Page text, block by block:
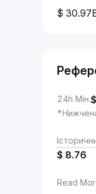
24h Мін.$
$ 8.76
Read